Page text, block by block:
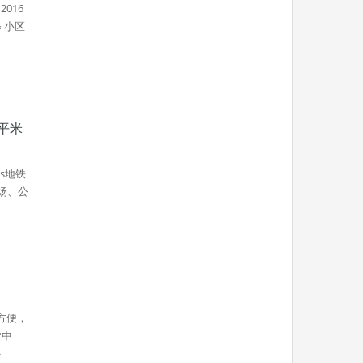
小区
米
地铁
、公
便，